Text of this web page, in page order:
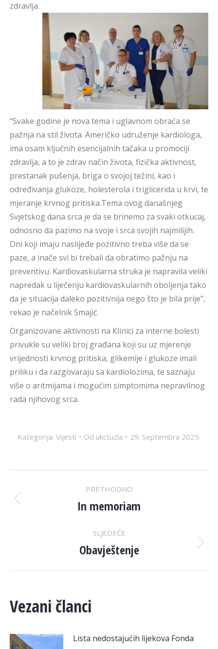
zdravlja.
“Svake godine je nova tema i uglavnom obraća se
pažnja na stil života. Američko udruženje kardiologa,
ima osam ključnih esencijalnih tačaka u promociji
zdravlja, a to je zdrav način života, fizička aktivnost,
prestanak pušenja, briga o svojoj težini, kao i
određivanja glukoze, holesterola i triglicerida u krvi, te
mjeranje krvnog pritiska.Tema ovog današnjeg
Svjetskog dana srca je da se brinemo za svaki otkucaj,
odnosno da pazimo na svoje i srca svojih najmilijih.
Oni koji imaju naslijeđe pozitivno treba više da se
paze, a inače svi bi trebali da obratimo pažnju na
preventivu. Kardiovaskularna struka je napravila veliki
napredak u liječenju kardiovaskularnih oboljenja tako
da je situacija daleko pozitivnija nego što je bila prije”,
rekao je načelnik Smajić.
Organizovane aktivnosti na Klinici za interne bolesti
privukle su veliki broj građana koji su uz mjerenje
vrijednosti krvnog pritiska, glikemije i glukoze imali
priliku i da razgovaraju sa kardiolozima, te saznaju
više o aritmijama i mogućim simptomima nepravilnog
rada njihovog srca.
Kategorija: Vijesti Od ukctuzla 29. Septembra 2025.
POST
NAVIGATION
PRETHODNO
Previous
In memoriam
SLJEDEĆE
Next
Obavještenje
Vezani članci
Lista nedostajućih lijekova Fonda